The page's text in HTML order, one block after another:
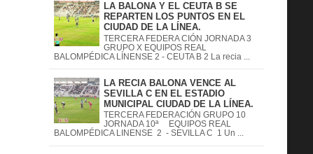
LA BALONA Y EL CEUTA B SE
REPARTEN LOS PUNTOS EN EL
CIUDAD DE LA LÍNEA.
TERCERA FEDERA CIÓN JORNADA 3
GRUPO X EQUIPOS REAL
BALOMPÉDICA LÍNENSE 2 - CEUTA B 2 La recia ...
LA RECIA BALONA VENCE AL
SEVILLA C EN EL ESTADIO
MUNICIPAL CIUDAD DE LA LÍNEA.
TERCERA FEDERACIÓN GRUPO 10
JORNADA 10ª EQUIPOS REAL
BALOMPÉDICA LINENSE 2 - SEVILLA C 1 Un ...